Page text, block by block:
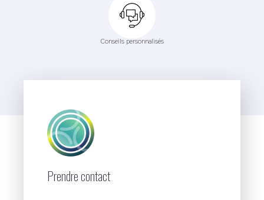
Conseils personnalisés
Prendre contact